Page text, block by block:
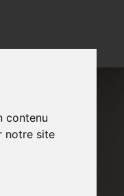
contenu
notre site